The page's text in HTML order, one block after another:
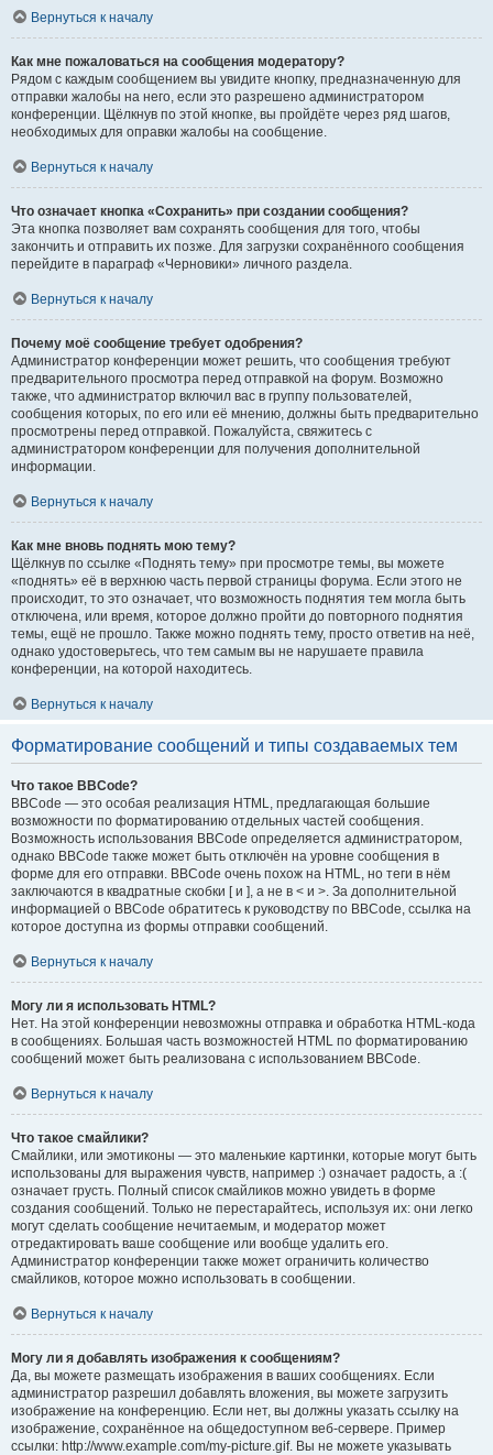
Вернуться к началу
Как мне пожаловаться на сообщения модератору?
Рядом с каждым сообщением вы увидите кнопку, предназначенную для
отправки жалобы на него, если это разрешено администратором
конференции. Щёлкнув по этой кнопке, вы пройдёте через ряд шагов,
необходимых для оправки жалобы на сообщение.
Вернуться к началу
Что означает кнопка «Сохранить» при создании сообщения?
Эта кнопка позволяет вам сохранять сообщения для того, чтобы
закончить и отправить их позже. Для загрузки сохранённого сообщения
перейдите в параграф «Черновики» личного раздела.
Вернуться к началу
Почему моё сообщение требует одобрения?
Администратор конференции может решить, что сообщения требуют
предварительного просмотра перед отправкой на форум. Возможно
также, что администратор включил вас в группу пользователей,
сообщения которых, по его или её мнению, должны быть предварительно
просмотрены перед отправкой. Пожалуйста, свяжитесь с
администратором конференции для получения дополнительной
информации.
Вернуться к началу
Как мне вновь поднять мою тему?
Щёлкнув по ссылке «Поднять тему» при просмотре темы, вы можете
«поднять» её в верхнюю часть первой страницы форума. Если этого не
происходит, то это означает, что возможность поднятия тем могла быть
отключена, или время, которое должно пройти до повторного поднятия
темы, ещё не прошло. Также можно поднять тему, просто ответив на неё,
однако удостоверьтесь, что тем самым вы не нарушаете правила
конференции, на которой находитесь.
Вернуться к началу
Форматирование сообщений и типы создаваемых тем
Что такое BBCode?
BBCode — это особая реализация HTML, предлагающая большие
возможности по форматированию отдельных частей сообщения.
Возможность использования BBCode определяется администратором,
однако BBCode также может быть отключён на уровне сообщения в
форме для его отправки. BBCode очень похож на HTML, но теги в нём
заключаются в квадратные скобки [ и ], а не в < и >. За дополнительной
информацией о BBCode обратитесь к руководству по BBCode, ссылка на
которое доступна из формы отправки сообщений.
Вернуться к началу
Могу ли я использовать HTML?
Нет. На этой конференции невозможны отправка и обработка HTML-кода
в сообщениях. Большая часть возможностей HTML по форматированию
сообщений может быть реализована с использованием BBCode.
Вернуться к началу
Что такое смайлики?
Смайлики, или эмотиконы — это маленькие картинки, которые могут быть
использованы для выражения чувств, например :) означает радость, а :(
означает грусть. Полный список смайликов можно увидеть в форме
создания сообщений. Только не перестарайтесь, используя их: они легко
могут сделать сообщение нечитаемым, и модератор может
отредактировать ваше сообщение или вообще удалить его.
Администратор конференции также может ограничить количество
смайликов, которое можно использовать в сообщении.
Вернуться к началу
Могу ли я добавлять изображения к сообщениям?
Да, вы можете размещать изображения в ваших сообщениях. Если
администратор разрешил добавлять вложения, вы можете загрузить
изображение на конференцию. Если нет, вы должны указать ссылку на
изображение, сохранённое на общедоступном веб-сервере. Пример
ссылки: http://www.example.com/my-picture.gif. Вы не можете указывать